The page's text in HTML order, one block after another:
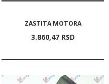
ZASTITA MOTORA
3.860,47 RSD